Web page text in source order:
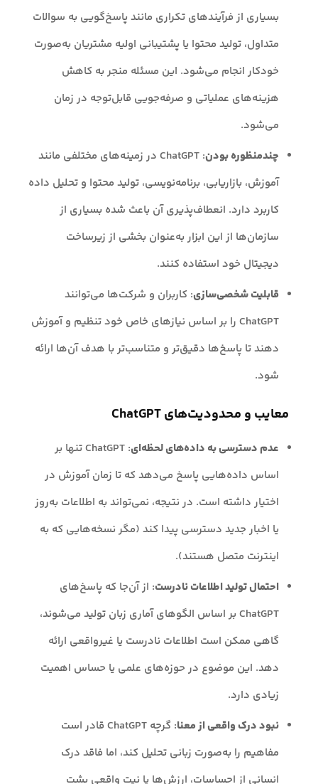
بسیاری از فرآیندهای تکراری مانند پاسخ‌گویی به سوالات
متداول، تولید محتوا یا پشتیبانی اولیه مشتریان به‌صورت
خودکار انجام می‌شود. این مسئله منجر به کاهش
هزینه‌های عملیاتی و صرفه‌جویی قابل‌توجه در زمان
می‌شود.
چند‌منظوره بودن
: ChatGPT در زمینه‌های مختلفی مانند
آموزش، بازاریابی، برنامه‌نویسی، تولید محتوا و تحلیل داده
کاربرد دارد. انعطاف‌پذیری آن باعث شده بسیاری از
سازمان‌ها از این ابزار به‌عنوان بخشی از زیرساخت
دیجیتال خود استفاده کنند.
قابلیت شخصی‌سازی: کاربران و شرکت‌ها می‌توانند
ChatGPT را بر اساس نیازهای خاص خود تنظیم و آموزش
دهند تا پاسخ‌ها دقیق‌تر و متناسب‌تر با هدف آن‌ها ارائه
شود.
معایب و محدودیت‌های ChatGPT
عدم دسترسی به داده‌های لحظه‌ای
: ChatGPT تنها بر
اساس داده‌هایی پاسخ می‌دهد که تا زمان آموزش در
اختیار داشته است. در نتیجه، نمی‌تواند به اطلاعات به‌روز
یا اخبار جدید دسترسی پیدا کند (مگر نسخه‌هایی که به
اینترنت متصل هستند).
احتمال تولید اطلاعات نادرست: از آن‌جا که پاسخ‌های
ChatGPT بر اساس الگوهای آماری زبان تولید می‌شوند،
گاهی ممکن است اطلاعات نادرست یا غیرواقعی ارائه
دهد. این موضوع در حوزه‌های علمی یا حساس اهمیت
زیادی دارد.
نبود درک واقعی از معنا
: گرچه ChatGPT قادر است
مفاهیم را به‌صورت زبانی تحلیل کند، اما فاقد درک
انسانی از احساسات، ارزش‌ها یا نیت واقعی پشت